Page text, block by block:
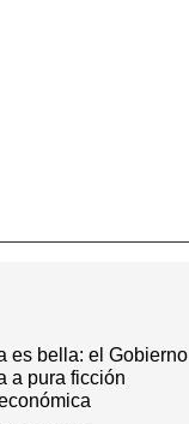
es bella: el Gobierno
a pura ficción